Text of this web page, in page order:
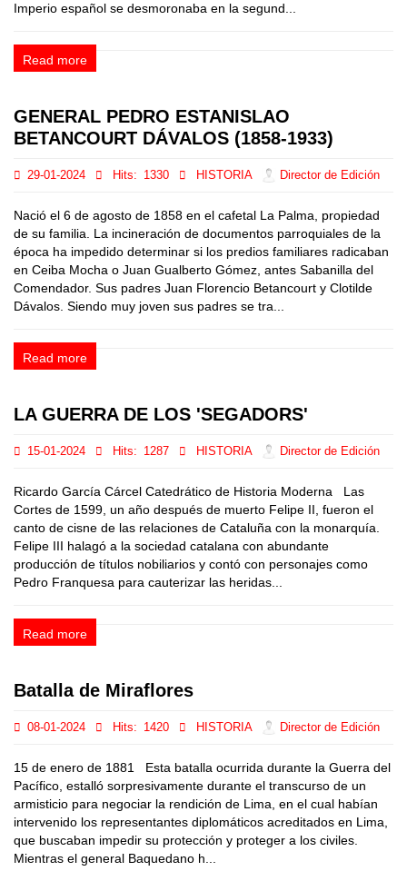
Imperio español se desmoronaba en la segund...
Read more
GENERAL PEDRO ESTANISLAO
BETANCOURT DÁVALOS (1858-1933)
29-01-2024 Hits: 1330 HISTORIA Director de Edición
Nació el 6 de agosto de 1858 en el cafetal La Palma, propiedad
de su familia. La incineración de documentos parroquiales de la
época ha impedido determinar si los predios familiares radicaban
en Ceiba Mocha o Juan Gualberto Gómez, antes Sabanilla del
Comendador. Sus padres Juan Florencio Betancourt y Clotilde
Dávalos. Siendo muy joven sus padres se tra...
Read more
LA GUERRA DE LOS 'SEGADORS'
15-01-2024 Hits: 1287 HISTORIA Director de Edición
Ricardo García Cárcel Catedrático de Historia Moderna Las
Cortes de 1599, un año después de muerto Felipe II, fueron el
canto de cisne de las relaciones de Cataluña con la monarquía.
Felipe III halagó a la sociedad catalana con abundante
producción de títulos nobiliarios y contó con personajes como
Pedro Franquesa para cauterizar las heridas...
Read more
Batalla de Miraflores
08-01-2024 Hits: 1420 HISTORIA Director de Edición
15 de enero de 1881 Esta batalla ocurrida durante la Guerra del
Pacífico, estalló sorpresivamente durante el transcurso de un
armisticio para negociar la rendición de Lima, en el cual habían
intervenido los representantes diplomáticos acreditados en Lima,
que buscaban impedir su protección y proteger a los civiles.
Mientras el general Baquedano h...